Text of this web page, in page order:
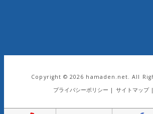
Copyright ©2026 hamaden.net. All
プライバシーポリシー | サイトマップ|